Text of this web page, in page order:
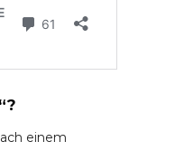
einem